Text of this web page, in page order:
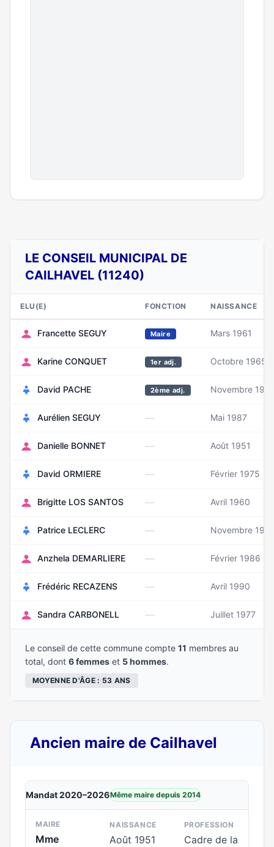
LE CONSEIL MUNICIPAL DE
CAILHAVEL (11240)
ELU(E) FONCTION NAISSANCE
Francette SEGUY Maire Mars 1961
Karine CONQUET 1er adj. Octobre 1965
David PACHE 2ème adj. Novembre
Aurélien SEGUY — Mai 1987
Danielle BONNET — Août 1951
David ORMIERE — Février 1975
Brigitte LOS SANTOS — Avril 1960
Patrice LECLERC — Novembre
Anzhela DEMARLIERE — Février 1986
Frédéric RECAZENS — Avril 1990
Sandra CARBONELL — Juillet 1977
Le conseil de cette commune compte 11 membres au
total, dont 6 femmes et 5 hommes.
MOYENNE D'ÂGE : 53 ANS
Ancien maire de Cailhavel
Mandat 2020–2026Même maire depuis 2014
MAIRE
Mme
NAISSANCE
Août 1951
PROFESSION
Cadre de la